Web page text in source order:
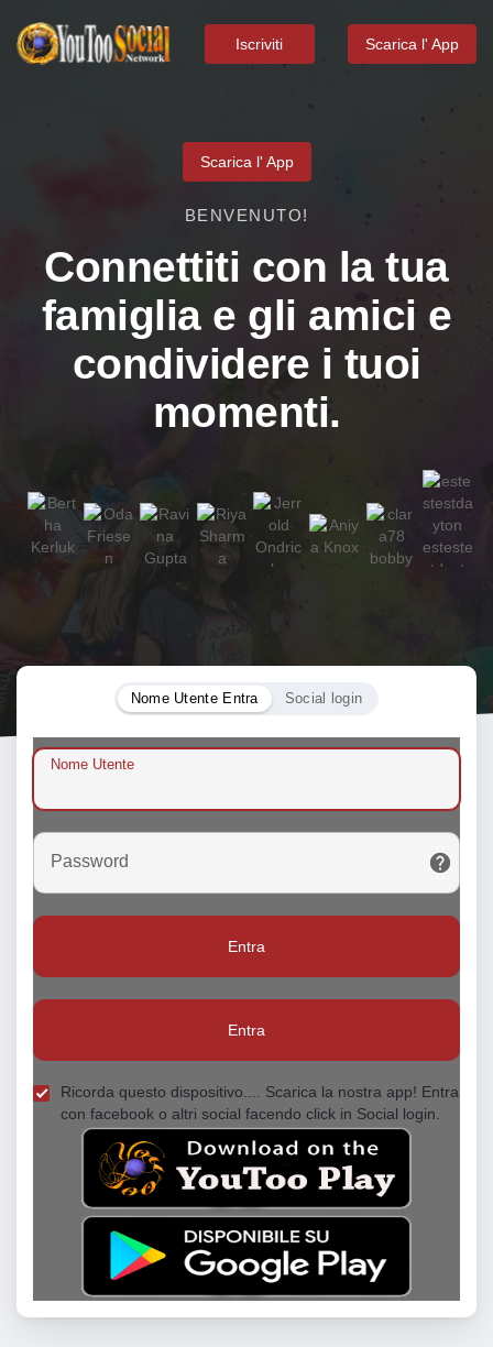
Iscriviti Scarica l' App
Scarica l' App
BENVENUTO!
Connettiti con la tua
famiglia e gli amici e
condividere i tuoi
momenti.
Nome Utente Entra Social login
Nome Utente
Password
Entra
Entra
Ricorda questo dispositivo.... Scarica la nostra app! Entra
con facebook o altri social facendo click in Social login.